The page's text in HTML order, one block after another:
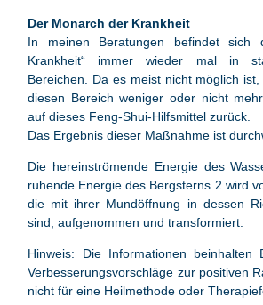
Der Monarch der Krankheit
In meinen Beratungen befindet sich
Krankheit“ immer wieder mal in
Bereichen. Da es meist nicht möglich
diesen Bereich weniger oder nicht
auf dieses Feng-Shui-Hilfsmittel zurück.
Das Ergebnis dieser Maßnahme ist
Die hereinströmende Energie des
ruhende Energie des Bergsterns 2 wird
die mit ihrer Mundöffnung in dessen
sind, aufgenommen und transformiert.
Hinweis: Die Informationen beinhalten
Verbesserungsvorschläge zur positiven
nicht für eine Heilmethode oder